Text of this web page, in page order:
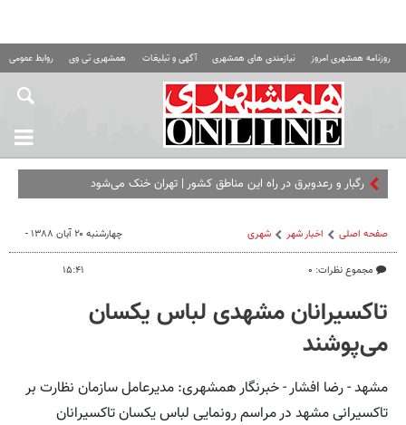
روزنامه همشهری امروز نیازمندی های همشهری آگهی و تبلیغات همشهری تی وی روابط عمومی
رگبار و رعدوبرق در راه این مناطق کشور | تهران خنک می‌شود
صفحه اصلی اخبار شهر شهری
مجموع نظرات: ۰
چهارشنبه ۲۰ آبان ۱۳۸۸ -
۱۵:۴۱
تاکسیرانان مشهدی لباس یکسان
می‌پوشند
مشهد - رضا افشار - خبرنگار همشهری: مدیرعامل سازمان نظارت بر
تاکسیرانی مشهد در مراسم رونمایی لباس یکسان تاکسیرانان